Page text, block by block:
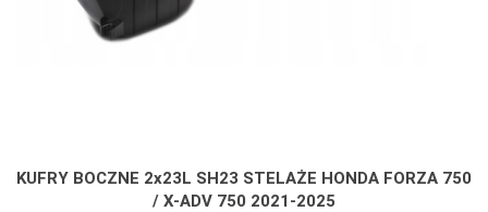
KUFRY BOCZNE 2x23L SH23 STELAŻE HONDA FORZA 750
/ X-ADV 750 2021-2025